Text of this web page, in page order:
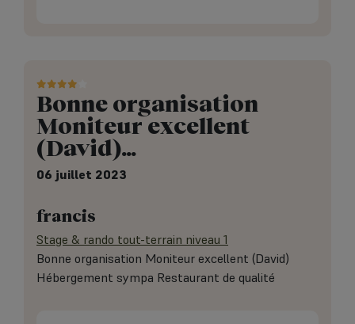
Bonne organisation
Moniteur excellent
(David)…
06 juillet 2023
francis
Stage & rando tout-terrain niveau 1
Bonne organisation Moniteur excellent (David)
Hébergement sympa Restaurant de qualité